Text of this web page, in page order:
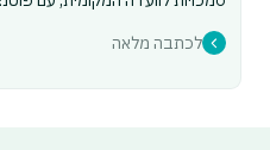
לכתבה מלאה